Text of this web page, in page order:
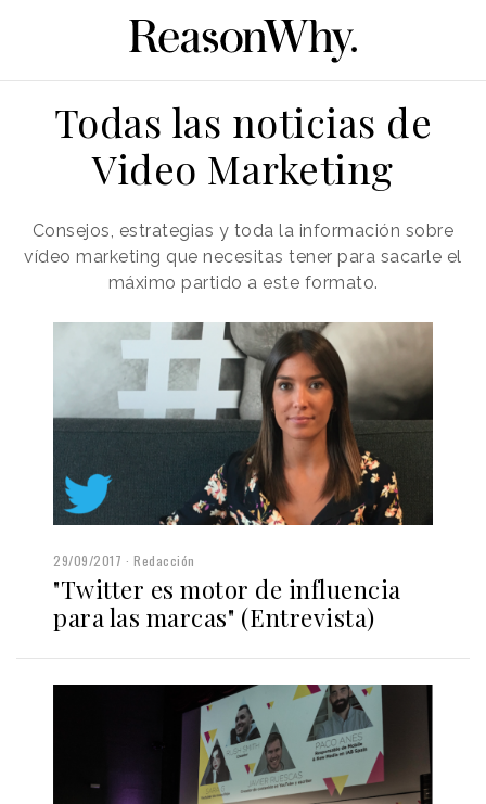
Todas las noticias de
Video Marketing
Consejos, estrategias y toda la información sobre
vídeo marketing que necesitas tener para sacarle el
máximo partido a este formato.
29/09/2017 Redacción
"Twitter es motor de influencia
para las marcas" (Entrevista)